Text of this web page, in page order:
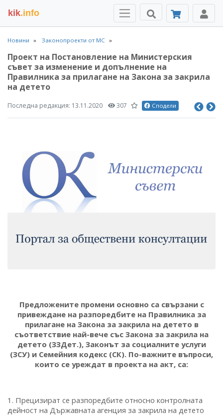
kik.info
Новини Законопроекти от МС
Проект на Постановление на Министерския
съвет за изменение и допълнение на
Правилника за прилагане на Закона за закрила
на детето
Последна редакция: 13.11.2020 307 Сподели
Предложените промени основно са свързани с
привеждане на разпоредбите на Правилника за
прилагане на Закона за закрила на детето в
съответствие най-вече със Закона за закрила на
детето (ЗЗДет.), Законът за социалните услуги
(ЗСУ) и Семейния кодекс (СК). По-важните въпроси,
които се уреждат в проекта на акт, са:
1. Прецизират се разпоредбите относно контролната
дейност на Държавната агенция за закрила на детето